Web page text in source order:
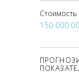
Стоимость
150 000